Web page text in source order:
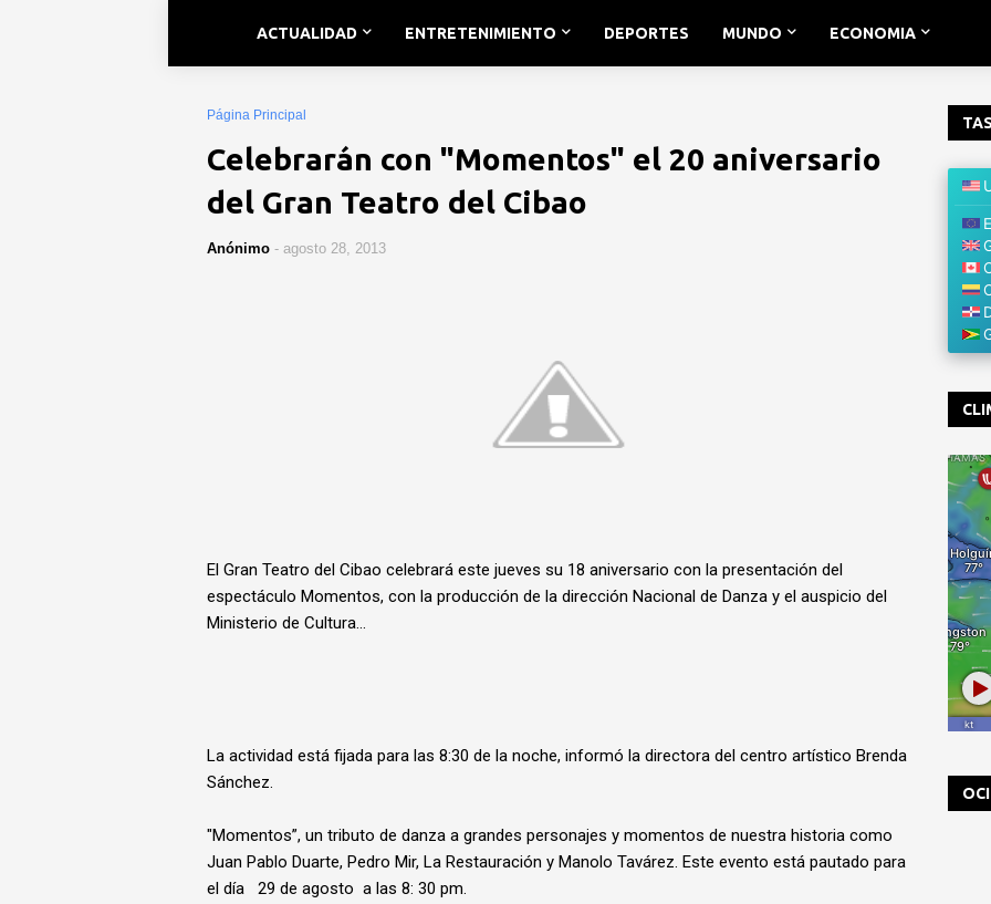
ACTUALIDAD ENTRETENIMIENTO DEPORTES MUNDO ECONOMIA
Página Principal
Celebrarán con "Momentos" el 20 aniversario
del Gran Teatro del Cibao
Anónimo - agosto 28, 2013
El Gran Teatro del Cibao celebrará este jueves su 18 aniversario con la presentación del
espectáculo Momentos, con la producción de la dirección Nacional de Danza y el auspicio del
Ministerio de Cultura...
La actividad está fijada para las 8:30 de la noche, informó la directora del centro artístico Brenda
Sánchez.
"Momentos”, un tributo de danza a grandes personajes y momentos de nuestra historia como
Juan Pablo Duarte, Pedro Mir, La Restauración y Manolo Tavárez. Este evento está pautado para
el día 29 de agosto a las 8: 30 pm.